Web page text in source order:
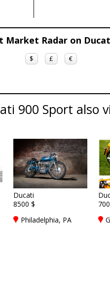
Market Radar on
$ £ €
900 Sport also
Ducati
8500 $
Philadelphia, PA